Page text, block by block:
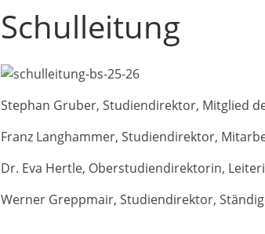
Schulleitung
Stephan Gruber, Studiendirektor, Mitglied
Franz Langhammer, Studiendirektor,
Dr. Eva Hertle, Oberstudiendirektorin,
Werner Greppmair, Studiendirektor,